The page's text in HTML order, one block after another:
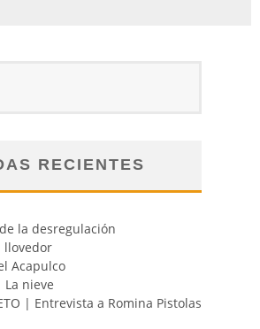
RECIENTES
la desregulación
llovedor
Acapulco
nieve
| Entrevista a Romina Pistolas